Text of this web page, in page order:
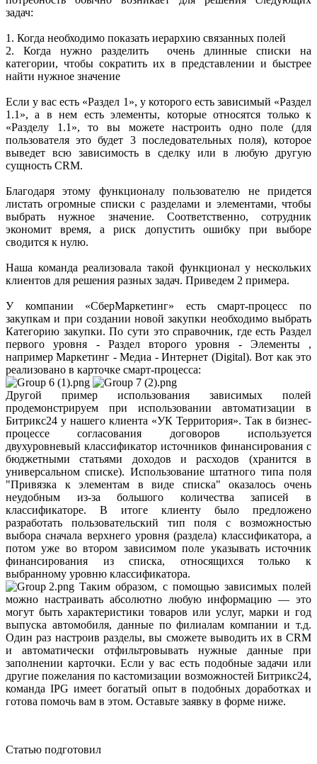
задач:
1. Когда необходимо показать иерархию связанных полей
2. Когда нужно разделить очень длинные списки на
категории, чтобы сократить их в представлении и быстрее
найти нужное значение
Если у вас есть «Раздел 1», у которого есть зависимый «Раздел
1.1», а в нем есть элементы, которые относятся только к
«Разделу 1.1», то вы можете настроить одно поле (для
пользователя это будет 3 последовательных поля), которое
выведет всю зависимость в сделку или в любую другую
сущность CRM.
Благодаря этому функционалу пользователю не придется
листать огромные списки с разделами и элементами, чтобы
выбрать нужное значение. Соответственно, сотрудник
экономит время, а риск допустить ошибку при выборе
сводится к нулю.
Наша команда реализовала такой функционал у нескольких
клиентов для решения разных задач. Приведем 2 примера.
У компании «СберМаркетинг» есть смарт-процесс по
закупкам и при создании новой закупки необходимо выбрать
Категорию закупки. По сути это справочник, где есть Раздел
первого уровня - Раздел второго уровня - Элементы ,
например Маркетинг - Медиа - Интернет (Digital). Вот как это
реализовано в карточке смарт-процесса:
Другой пример использования зависимых полей
продемонстрируем при использовании автоматизации в
Битрикс24 у нашего клиента «УК Территория». Так в бизнес-
процессе согласования договоров используется
двухуровневый классификатор источников финансирования с
бюджетными статьями доходов и расходов (хранится в
универсальном списке). Использование штатного типа поля
"Привязка к элементам в виде списка" оказалось очень
неудобным из-за большого количества записей в
классификаторе. В итоге клиенту было предложено
разработать пользовательский тип поля с возможностью
выбора сначала верхнего уровня (раздела) классификатора, а
потом уже во втором зависимом поле указывать источник
финансирования из списка, относящихся только к
выбранному уровню классификатора.
Таким образом, с помощью зависимых полей
можно настраивать абсолютно любую информацию — это
могут быть характеристики товаров или услуг, марки и год
выпуска автомобиля, данные по филиалам компании и т.д.
Один раз настроив разделы, вы сможете выводить их в CRM
и автоматически отфильтровывать нужные данные при
заполнении карточки. Если у вас есть подобные задачи или
другие пожелания по кастомизации возможностей Битрикс24,
команда IPG имеет богатый опыт в подобных доработках и
готова помочь вам в этом. Оставьте заявку в форме ниже.
Статью подготовил